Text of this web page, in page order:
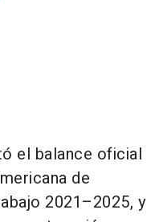
el balance oficial
de
2021–2025, y